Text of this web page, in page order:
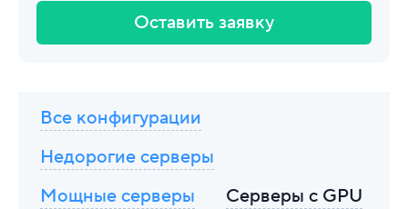
Оставить заявку
Все конфигурации
Недорогие серверы
Мощные серверы
Серверы с GPU